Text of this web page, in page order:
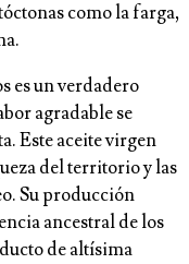
como la farga,
es un verdadero
agradable se
Este aceite virgen
del territorio y las
Su producción
ancestral de los
de altísima